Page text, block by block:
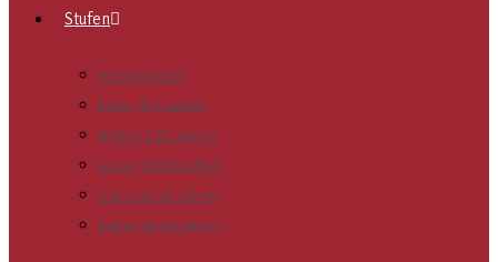
Stufen
Heimstunden
Biber (5-7 Jahre)
WiWö (7-10 Jahre)
GuSp (10-13 Jahre)
CaEx (13-16 Jahre)
RaRo (16-20 Jahre)